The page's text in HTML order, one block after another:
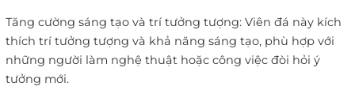
Tăng cường sáng tạo và trí tưởng tượng: Viên đá này kích
thích trí tưởng tượng và khả năng sáng tạo, phù hợp với
những người làm nghệ thuật hoặc công việc đòi hỏi ý
tưởng mới.